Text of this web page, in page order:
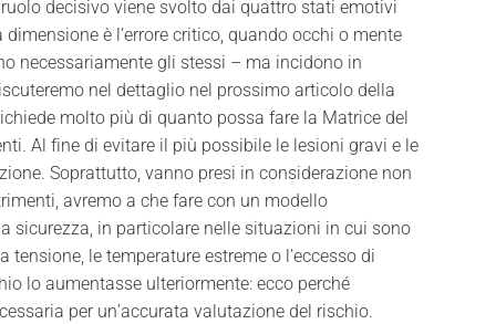
decisivo viene svolto dai quattro stati emotivi
è l’errore critico, quando occhi o mente
necessariamente gli stessi – ma incidono in
nel dettaglio nel prossimo articolo della
molto più di quanto possa fare la Matrice del
Al fine di evitare il più possibile le lesioni gravi e le
Soprattutto, vanno presi in considerazione non
avremo a che fare con un modello
sicurezza, in particolare nelle situazioni in cui sono
le temperature estreme o l’eccesso di
lo aumentasse ulteriormente: ecco perché
per un’accurata valutazione del rischio.